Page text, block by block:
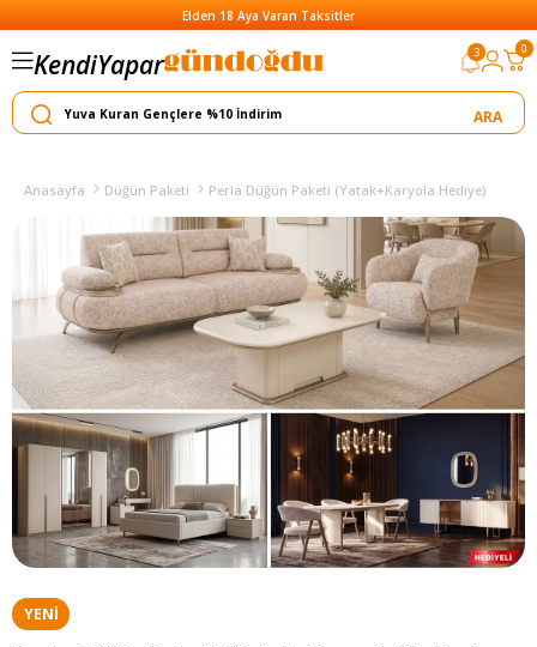
Elden 18 Aya Varan Taksitler
KendiYapar
Satar
3 0
Anasayfa Düğün Paketi Perla Düğün Paketi (Yatak+Karyola Hediye)
YENI